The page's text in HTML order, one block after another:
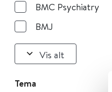
BMC Psychiatry
BMJ
Vis alt
Tema